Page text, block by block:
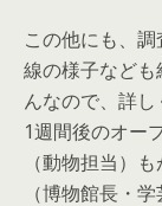
この他にも、
線の様子など
んなので、詳し
1週間後のオー
（動物担当）
（博物館長・学